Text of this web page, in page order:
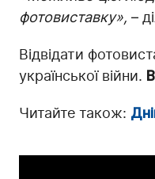
фотовиставку», –
Відвідати
української війни.
Читайте також: